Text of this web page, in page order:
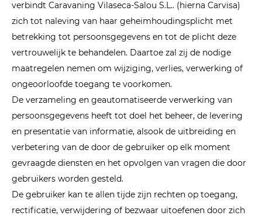
verbindt Caravaning Vilaseca-Salou S.L.. (hierna Carvisa)
zich tot naleving van haar geheimhoudingsplicht met
betrekking tot persoonsgegevens en tot de plicht deze
vertrouwelijk te behandelen. Daartoe zal zij de nodige
maatregelen nemen om wijziging, verlies, verwerking of
ongeoorloofde toegang te voorkomen.
De verzameling en geautomatiseerde verwerking van
persoonsgegevens heeft tot doel het beheer, de levering
en presentatie van informatie, alsook de uitbreiding en
verbetering van de door de gebruiker op elk moment
gevraagde diensten en het opvolgen van vragen die door
gebruikers worden gesteld.
De gebruiker kan te allen tijde zijn rechten op toegang,
rectificatie, verwijdering of bezwaar uitoefenen door zich